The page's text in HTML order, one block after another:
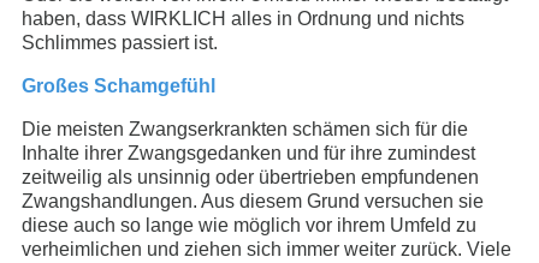
haben, dass WIRKLICH alles in Ordnung und nichts
Schlimmes passiert ist.
Großes Schamgefühl
Die meisten Zwangserkrankten schämen sich für die
Inhalte ihrer Zwangsgedanken und für ihre zumindest
zeitweilig als unsinnig oder übertrieben empfundenen
Zwangshandlungen. Aus diesem Grund versuchen sie
diese auch so lange wie möglich vor ihrem Umfeld zu
verheimlichen und ziehen sich immer weiter zurück. Viele